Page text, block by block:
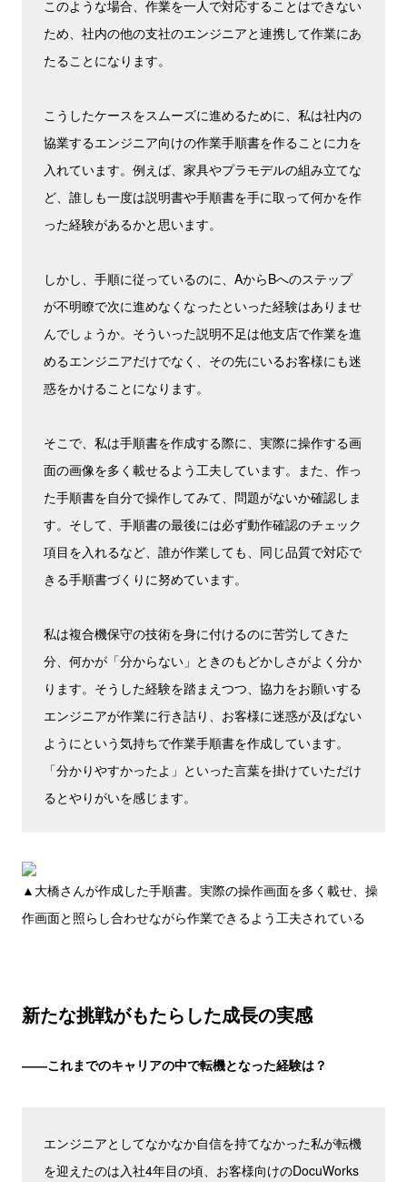
このような場合、作業を一人で対応することはできない
ため、社内の他の支社のエンジニアと連携して作業にあ
たることになります。
こうしたケースをスムーズに進めるために、私は社内の
協業するエンジニア向けの作業手順書を作ることに力を
入れています。例えば、家具やプラモデルの組み立てな
ど、誰しも一度は説明書や手順書を手に取って何かを作
った経験があるかと思います。
しかし、手順に従っているのに、AからBへのステップ
が不明瞭で次に進めなくなったといった経験はありませ
んでしょうか。そういった説明不足は他支店で作業を進
めるエンジニアだけでなく、その先にいるお客様にも迷
惑をかけることになります。
そこで、私は手順書を作成する際に、実際に操作する画
面の画像を多く載せるよう工夫しています。また、作っ
た手順書を自分で操作してみて、問題がないか確認しま
す。そして、手順書の最後には必ず動作確認のチェック
項目を入れるなど、誰が作業しても、同じ品質で対応で
きる手順書づくりに努めています。
私は複合機保守の技術を身に付けるのに苦労してきた
分、何かが「分からない」ときのもどかしさがよく分か
ります。そうした経験を踏まえつつ、協力をお願いする
エンジニアが作業に行き詰り、お客様に迷惑が及ばない
ようにという気持ちで作業手順書を作成しています。
「分かりやすかったよ」といった言葉を掛けていただけ
るとやりがいを感じます。
▲大橋さんが作成した手順書。実際の操作画面を多く載せ、操
作画面と照らし合わせながら作業できるよう工夫されている
新たな挑戦がもたらした成長の実感
――これまでのキャリアの中で転機となった経験は？
エンジニアとしてなかなか自信を持てなかった私が転機
を迎えたのは入社4年目の頃、お客様向けのDocuWorks